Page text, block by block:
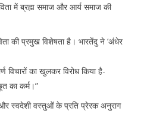
में ब्रह्म समाज और आर्य समाज की
की प्रमुख विशेषता है। भारतेंदु ने ‘अंधेर
का खुलकर विरोध किया है-
का कर्म।”
स्वदेशी वस्तुओं के प्रति प्रेरक अनुराग